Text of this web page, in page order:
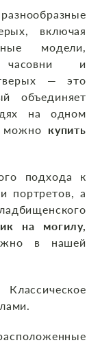
включая
модели,
часовни и
— это
объединяет
на одном
можно купить
подхода к
портретов, а
на могилу,
в нашей